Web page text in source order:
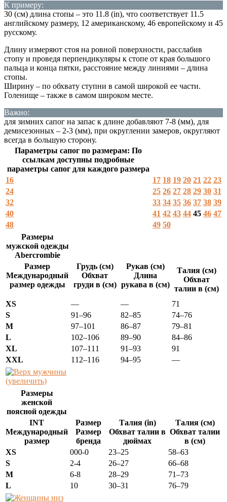
К примеру:
30 (см) длина стопы – это 11.8 (in), что соответствует 11.5
английскому размеру, 12 американскому, 46 европейскому и 45
русскому.
Длину измеряют стоя на ровной поверхности, расслабив
стопу и проведя перпендикуляры к стопе от края большого
пальца и конца пятки, расстояние между линиями – длина
стопы.
Ширину – по обхвату ступни в самой широкой ее части.
Голенище – также в самом широком месте.
Важно:
для зимних сапог на запас к длине добавляют 7-8 (мм), для
демисезонных – 2-3 (мм), при округлении замеров, округляют
всегда в большую сторону.
Параметры сапог по размерам: По
ссылкам доступны подробные
параметры сапог для каждого размера
16
17 18 19 20 21 22 23
24
25 26 27 28 29 30 31
32
33 34 35 36 37 38 39
40
41 42 43 44 45 46 47
48
49 50
Размеры
мужской одежды
Abercrombie
Размер
Международный
размер одежды
Грудь (см)
Обхват
груди в (см)
Рукав (см)
Длина
рукава в (см)
Талия (см)
Обхват
талии в (см)
XS
— —
71
S
91–96 82–85
74–76
М
97–101 86–87
79–81
L
102–106 89–90
84–86
ХL
107–111 91–93
91
ХХL
112–116 94–95 —
(увеличить)
Размеры
женской
поясной одежды
INT
Международный
размер
Размер
Размер
бренда
Талия (in)
Обхват талии в
дюймах
Талия (см)
Обхват талии
в (см)
XS
000-0 23–25
58–63
S
2-4 26–27
66–68
M
6-8 28–29
71–73
L
10 30–31 76–79